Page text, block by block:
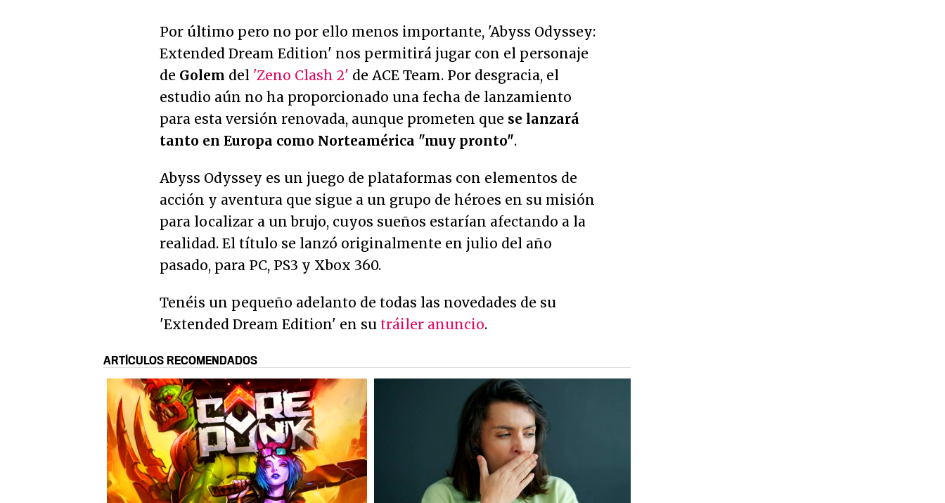
Por último pero no por ello menos importante, 'Abyss Odyssey:
Extended Dream Edition' nos permitirá jugar con el personaje
de Golem del 'Zeno Clash 2' de ACE Team. Por desgracia, el
estudio aún no ha proporcionado una fecha de lanzamiento
para esta versión renovada, aunque prometen que se lanzará
tanto en Europa como Norteamérica "muy pronto".
Abyss Odyssey es un juego de plataformas con elementos de
acción y aventura que sigue a un grupo de héroes en su misión
para localizar a un brujo, cuyos sueños estarían afectando a la
realidad. El título se lanzó originalmente en julio del año
pasado, para PC, PS3 y Xbox 360.
Tenéis un pequeño adelanto de todas las novedades de su
'Extended Dream Edition' en su tráiler anuncio.
ARTÍCULOS RECOMENDADOS